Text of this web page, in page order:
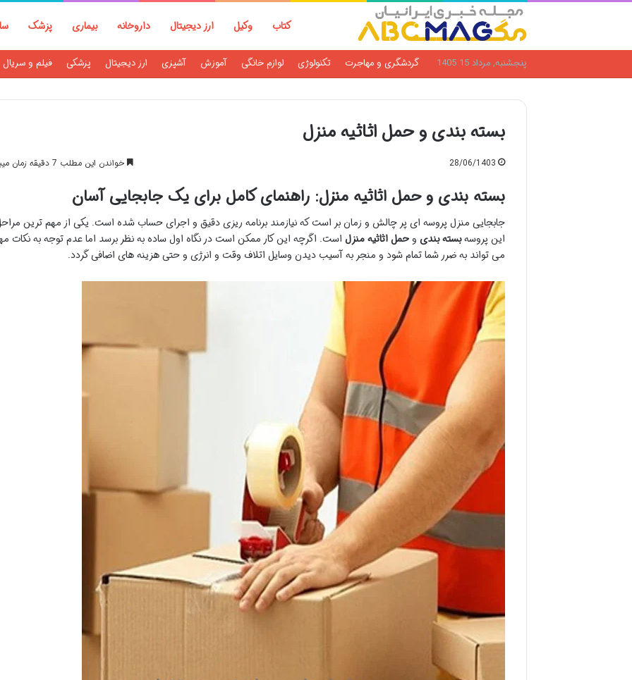
کتاب وکیل ارز دیجیتال داروخانه بیماری پزشک
پنجشنبه, مرداد 15 1405 گردشگری و مهاجرت تکنولوژی لوازم خانگی آموزش آشپزی ارز دیجیتال پزشکی فیلم و سریال
بسته بندی و حمل اثاثیه منزل
28/06/1403 خواندن این مطلب 7 دقیقه زمان میبرد
بسته بندی و حمل اثاثیه منزل: راهنمای کامل برای یک جابجایی آسان
جابجایی منزل پروسه ای پر چالش و زمان بر است که نیازمند برنامه ریزی دقیق و اجرای حساب شده است. یکی از مهم ترین
این پروسهبسته بندی وحمل اثاثیه منزل است. اگرچه این کار ممکن است در نگاه اول ساده به نظر برسد اما عدم توجه به نکات
می تواند به ضرر شما تمام شود و منجر به آسیب دیدن وسایل اتلاف وقت و انرژی و حتی هزینه های اضافی گردد.